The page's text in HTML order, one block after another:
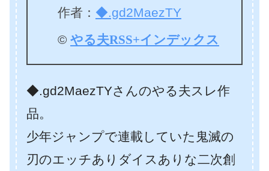
作者： ◆.gd2MaezTY
© やる夫RSS+インデックス
◆.gd2MaezTYさんのやる夫スレ作
品。
少年ジャンプで連載していた鬼滅の
刃のエッチありダイスありな二次創